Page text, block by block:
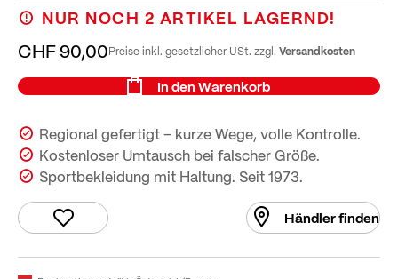
NUR NOCH 2 ARTIKEL LAGERND!
CHF 90,00Preise inkl. gesetzlicher USt. zzgl. Versandkosten
In den Warenkorb
Regional gefertigt – kurze Wege, volle Kontrolle.
Kostenloser Umtausch bei falscher Größe.
Sportbekleidung mit Haltung. Seit 1973.
Händler finden